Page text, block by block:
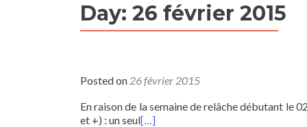
Day: 26 février 2015
Posted on 26 février 2015
En raison de la semaine de relâche débutant le
et +) : un seul[…]